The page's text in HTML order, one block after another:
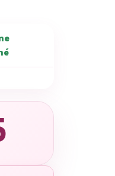
Jednotková cena: